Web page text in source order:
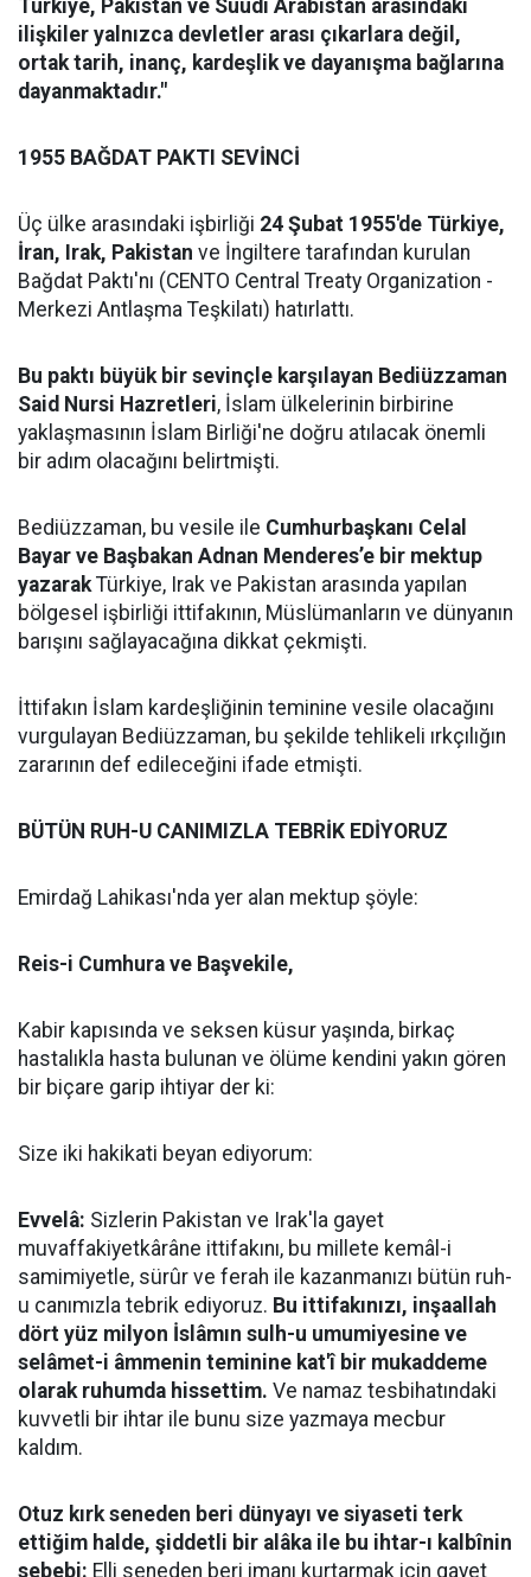
Türkiye, Pakistan ve Suudi Arabistan arasındaki
ilişkiler yalnızca devletler arası çıkarlara değil,
ortak tarih, inanç, kardeşlik ve dayanışma bağlarına
dayanmaktadır."
1955 BAĞDAT PAKTI SEVİNCİ
Üç ülke arasındaki işbirliği 24 Şubat 1955'de Türkiye,
İran, Irak, Pakistan ve İngiltere tarafından kurulan
Bağdat Paktı'nı (CENTO Central Treaty Organization -
Merkezi Antlaşma Teşkilatı) hatırlattı.
Bu paktı büyük bir sevinçle karşılayan Bediüzzaman
Said Nursi Hazretleri, İslam ülkelerinin birbirine
yaklaşmasının İslam Birliği'ne doğru atılacak önemli
bir adım olacağını belirtmişti.
Bediüzzaman, bu vesile ile Cumhurbaşkanı Celal
Bayar ve Başbakan Adnan Menderes’e bir mektup
yazarak Türkiye, Irak ve Pakistan arasında yapılan
bölgesel işbirliği ittifakının, Müslümanların ve dünyanın
barışını sağlayacağına dikkat çekmişti.
İttifakın İslam kardeşliğinin teminine vesile olacağını
vurgulayan Bediüzzaman, bu şekilde tehlikeli ırkçılığın
zararının def edileceğini ifade etmişti.
BÜTÜN RUH-U CANIMIZLA TEBRİK EDİYORUZ
Emirdağ Lahikası'nda yer alan mektup şöyle:
Reis-i Cumhura ve Başvekile,
Kabir kapısında ve seksen küsur yaşında, birkaç
hastalıkla hasta bulunan ve ölüme kendini yakın gören
bir biçare garip ihtiyar der ki:
Size iki hakikati beyan ediyorum:
Evvelâ: Sizlerin Pakistan ve Irak'la gayet
muvaffakiyetkârâne ittifakını, bu millete kemâl-i
samimiyetle, sürûr ve ferah ile kazanmanızı bütün ruh-
u canımızla tebrik ediyoruz. Bu ittifakınızı, inşaallah
dört yüz milyon İslâmın sulh-u umumiyesine ve
selâmet-i âmmenin teminine kat'î bir mukaddeme
olarak ruhumda hissettim. Ve namaz tesbihatındaki
kuvvetli bir ihtar ile bunu size yazmaya mecbur
kaldım.
Otuz kırk seneden beri dünyayı ve siyaseti terk
ettiğim halde, şiddetli bir alâka ile bu ihtar-ı kalbînin
sebebi: Elli seneden beri imanı kurtarmak için gayet